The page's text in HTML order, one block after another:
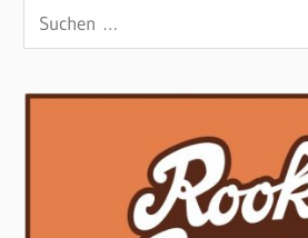
nach: